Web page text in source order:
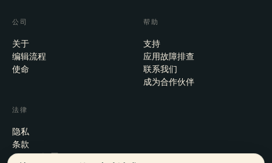
公司
关于
编辑流程
使命
帮助
支持
应用故障排查
联系我们
成为合作伙伴
法律
隐私
条款
Cookie 设置